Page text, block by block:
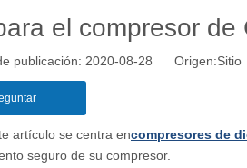
el compresor de
publicación: 2020-08-28 Origen:Sitio
artículo se centra encompresores de
seguro de su compresor.